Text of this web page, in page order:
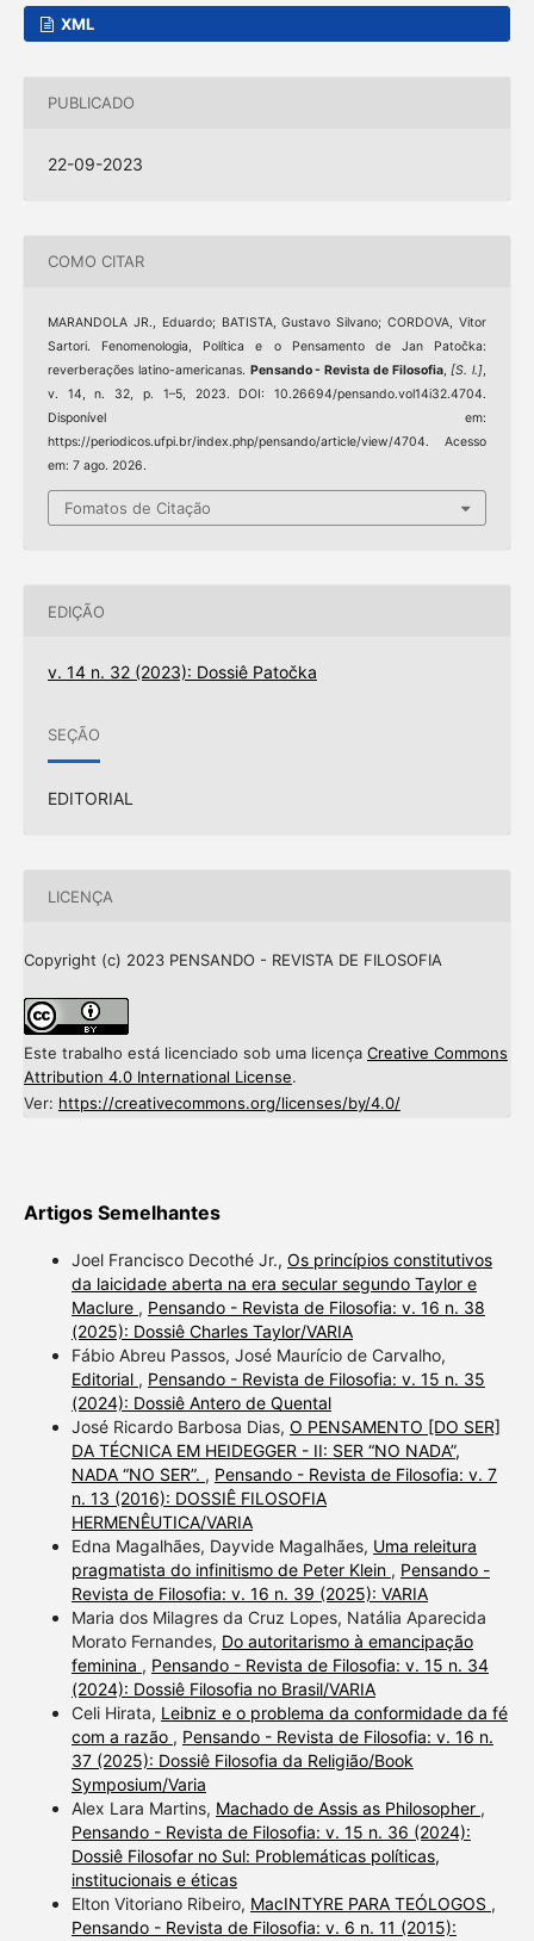
XML
PUBLICADO
22-09-2023
COMO CITAR
MARANDOLA JR., Eduardo; BATISTA, Gustavo Silvano; CORDOVA, Vitor
Sartori. Fenomenologia, Política e o Pensamento de Jan Patočka:
reverberações latino-americanas. Pensando - Revista de Filosofia,[S. l.],
v. 14, n. 32, p. 1–5, 2023. DOI: 10.26694/pensando.vol14i32.4704.
Disponível em:
https://periodicos.ufpi.br/index.php/pensando/article/view/4704. Acesso
em: 7 ago. 2026.
Fomatos de Citação
EDIÇÃO
v. 14 n. 32 (2023): Dossiê Patočka
SEÇÃO
EDITORIAL
LICENÇA
Copyright (c) 2023 PENSANDO - REVISTA DE FILOSOFIA
Este trabalho está licenciado sob uma licença Creative Commons
Attribution 4.0 International License.
Ver: https://creativecommons.org/licenses/by/4.0/
Artigos Semelhantes
Joel Francisco Decothé Jr., Os princípios constitutivos
da laicidade aberta na era secular segundo Taylor e
Maclure , Pensando - Revista de Filosofia: v. 16 n. 38
(2025): Dossiê Charles Taylor/VARIA
Fábio Abreu Passos, José Maurício de Carvalho,
Editorial , Pensando - Revista de Filosofia: v. 15 n. 35
(2024): Dossiê Antero de Quental
José Ricardo Barbosa Dias, O PENSAMENTO [DO SER]
DA TÉCNICA EM HEIDEGGER - II: SER “NO NADA”,
NADA “NO SER”. , Pensando - Revista de Filosofia: v. 7
n. 13 (2016): DOSSIÊ FILOSOFIA
HERMENÊUTICA/VARIA
Edna Magalhães, Dayvide Magalhães, Uma releitura
pragmatista do infinitismo de Peter Klein , Pensando -
Revista de Filosofia: v. 16 n. 39 (2025): VARIA
Maria dos Milagres da Cruz Lopes, Natália Aparecida
Morato Fernandes, Do autoritarismo à emancipação
feminina , Pensando - Revista de Filosofia: v. 15 n. 34
(2024): Dossiê Filosofia no Brasil/VARIA
Celi Hirata, Leibniz e o problema da conformidade da fé
com a razão , Pensando - Revista de Filosofia: v. 16 n.
37 (2025): Dossiê Filosofia da Religião/Book
Symposium/Varia
Alex Lara Martins, Machado de Assis as Philosopher ,
Pensando - Revista de Filosofia: v. 15 n. 36 (2024):
Dossiê Filosofar no Sul: Problemáticas políticas,
institucionais e éticas
Elton Vitoriano Ribeiro, MacINTYRE PARA TEÓLOGOS ,
Pensando - Revista de Filosofia: v. 6 n. 11 (2015):